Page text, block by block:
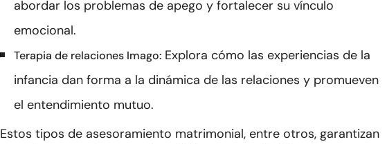
abordar los problemas de apego y fortalecer su vínculo
emocional.
Terapia de relaciones Imago: Explora cómo las experiencias de la
infancia dan forma a la dinámica de las relaciones y promueven
el entendimiento mutuo.
Estos tipos de asesoramiento matrimonial, entre otros, garantizan